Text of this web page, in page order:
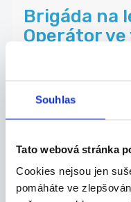
Souhlas
Tato webová stránka
Cookies nejsou jen
pomáháte ve
Brigáda na
Operátor
- pomocné práce
OP papírna, s.r.o.
Nově přidáno